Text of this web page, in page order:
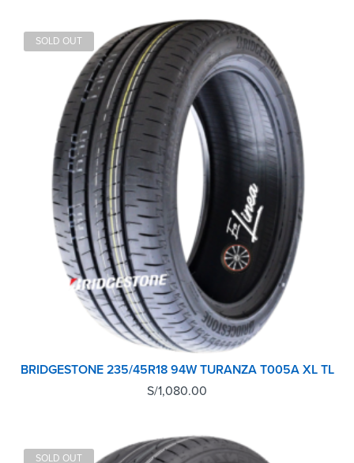
SOLD OUT
BRIDGESTONE 235/45R18 94W TURANZA T005A XL TL
S/1,080.00
SOLD OUT